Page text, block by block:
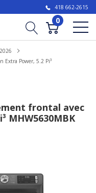
418 662-2615
0
Extra Power, 5.2 Pi³
frontal avec
MHW5630MBK